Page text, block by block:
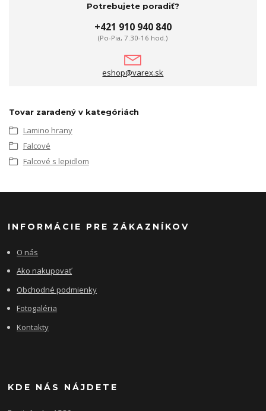
Potrebujete poradiť?
+421 910 940 840
(Po-Pia, 7.30-16 hod.)
eshop@varex.sk
Tovar zaradený v kategóriách
Lamino hrany
Falcové
Falcové s lepidlom
INFORMÁCIE PRE ZÁKAZNÍKOV
O nás
Ako nakupovať
Obchodné podmienky
Fotogaléria
Kontakty
KDE NÁS NÁJDETE